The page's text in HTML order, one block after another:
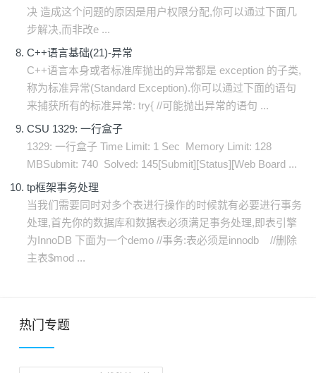
决 造成这个问题的原因是用户权限分配,你可以通过下面几
步解决,而非改e ...
C++语言基础(21)-异常
C++语言本身或者标准库抛出的异常都是 exception 的子类,
称为标准异常(Standard Exception).你可以通过下面的语句
来捕获所有的标准异常: try{ //可能抛出异常的语句 ...
CSU 1329: 一行盒子
1329: 一行盒子 Time Limit: 1 Sec Memory Limit: 128
MBSubmit: 740 Solved: 145[Submit][Status][Web Board ...
tp框架事务处理
当我们需要同时对多个表进行操作的时候就有必要进行事务
处理,首先你的数据库和数据表必须满足事务处理,即表引擎
为InnoDB 下面为一个demo //事务:表必须是innodb //删除
主表$mod ...
热门专题